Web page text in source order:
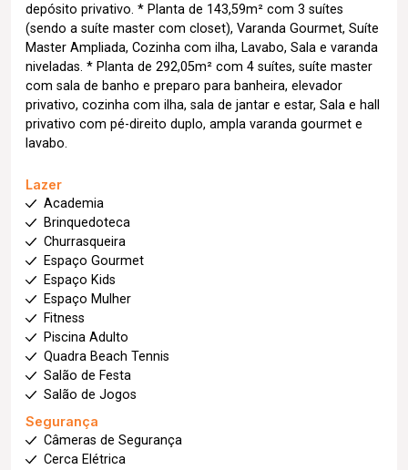
depósito privativo. * Planta de 143,59m² com 3 suítes
(sendo a suíte master com closet), Varanda Gourmet, Suíte
Master Ampliada, Cozinha com ilha, Lavabo, Sala e varanda
niveladas. * Planta de 292,05m² com 4 suítes, suíte master
com sala de banho e preparo para banheira, elevador
privativo, cozinha com ilha, sala de jantar e estar, Sala e hall
privativo com pé-direito duplo, ampla varanda gourmet e
lavabo.
Lazer
Academia
Brinquedoteca
Churrasqueira
Espaço Gourmet
Espaço Kids
Espaço Mulher
Fitness
Piscina Adulto
Quadra Beach Tennis
Salão de Festa
Salão de Jogos
Segurança
Câmeras de Segurança
Cerca Elétrica